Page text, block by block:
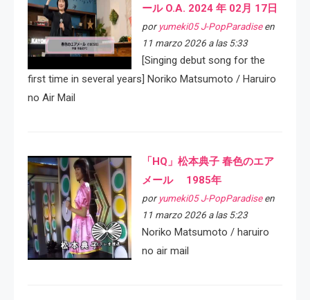
ール O.A. 2024 年 02月 17日
por yumeki05 J-PopParadiseen
11 marzo 2026 a las 5:33
[Singing debut song for the
first time in several years] Noriko Matsumoto / Haruiro
no Air Mail
「HQ」松本典子 春色のエア
メール 1985年
por yumeki05 J-PopParadiseen
11 marzo 2026 a las 5:23
Noriko Matsumoto / haruiro
no air mail